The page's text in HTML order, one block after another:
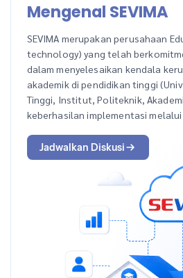
Mengenal SEVIMA
SEVIMA merupakan perusahaan
technology) yang telah
dalam menyelesaikan kendala
akademik di pendidikan tinggi
Tinggi, Institut, Politeknik,
keberhasilan implementasi melalui
Jadwalkan Diskusi